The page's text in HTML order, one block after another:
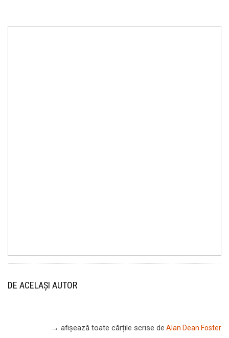
DE ACELAȘI AUTOR
→ afișează toate cărțile scrise de Alan Dean Foster